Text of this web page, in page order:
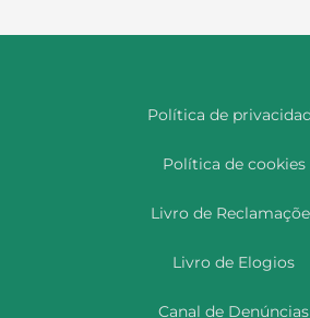
Política de
Política de cookies
Livro de
Livro de Elogios
Canal de Denúncias